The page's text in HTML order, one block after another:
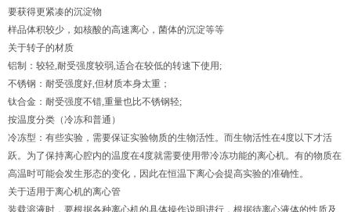
要获得更紧凑的沉淀物
样品体积较少，如核酸的高速离心，菌体的沉淀等等
关于转子的材质
铝制：较轻,耐受强度较弱,适合在较低的转速下使用;
不锈钢：耐受强度好,但材质本身太重；
钛合金：耐受强度不错,重量也比不锈钢轻;
按温度分类（冷冻和普通）
冷冻型：有些实验，需要保证实验物质的生物活性。而生物活性在4度以下才活
跃。为了保持离心腔内的温度在4度就需要使用带冷冻功能的离心机。有的物质在
高温时可能会发生形态的变化，因此在恒温下离心会提高实验的准确性。
关于适用于离心机的离心管
装载溶液时，要根据各种离心机的具体操作说明进行，根据待离心液体的性质及